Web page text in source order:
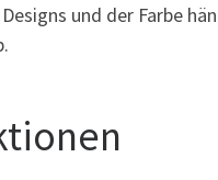
und der Farbe